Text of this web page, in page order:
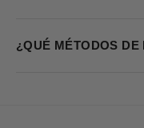
¿QUÉ MÉTODOS